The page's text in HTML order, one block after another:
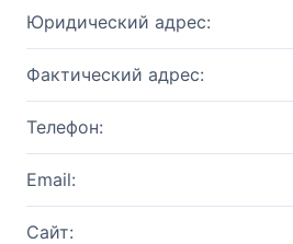
Юридический адрес:
Фактический адрес:
Телефон:
Email:
Сайт: